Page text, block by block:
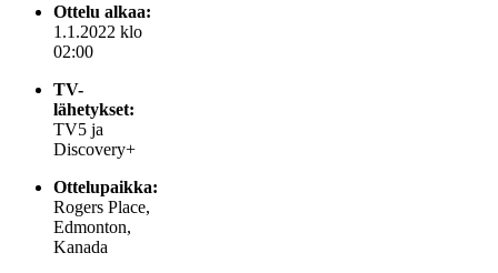
Ottelu alkaa:
1.1.2022 klo
02:00
TV-
lähetykset:
TV5 ja
Discovery+
Ottelupaikka:
Rogers Place,
Edmonton,
Kanada